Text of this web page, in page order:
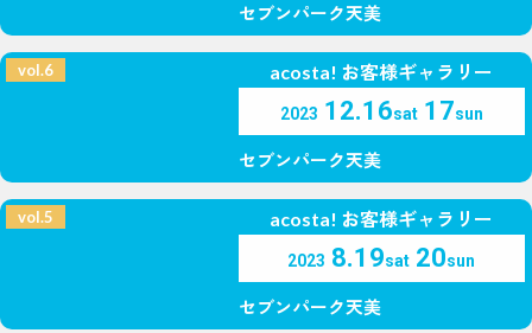
セブンパーク天美
vol.6 acosta! お客様ギャラリー
2023 12.16sat17sun
セブンパーク天美
vol.5 acosta! お客様ギャラリー
2023 8.19sat 20sun
セブンパーク天美